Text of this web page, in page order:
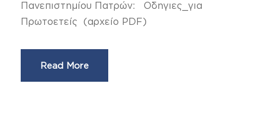
Πανεπιστημίου Πατρών: Οδηγιες_για
Πρωτοετείς (αρχείο PDF)
Read More